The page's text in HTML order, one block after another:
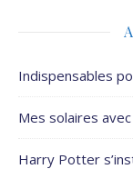
Indispensables
Mes solaires
Harry Potter